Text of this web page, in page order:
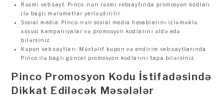
Rəsmi veb sayt: Pinco-nun rəsmi vebsaytında promosyon kodları
ilə bağlı məlumatlar yerləşdirilir.
Sosial media: Pinco-nun sosial media hesablarını izləməklə
xüsusi kampaniyalar və promosyon kodlarını əldə edə
bilərsiniz.
Kupon veb saytları: Müxtəlif kupon və endirim veb saytlarında
Pinco ilə bağlı güncel promosyon kodlarını tapa bilərsiniz.
Pinco Promosyon Kodu İstifadəsində
Dikkat Ediləcək Məsələlər